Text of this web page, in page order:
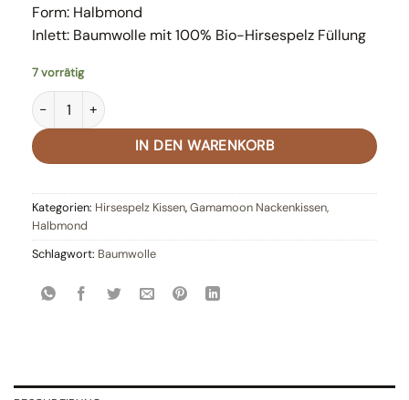
Form: Halbmond
Inlett: Baumwolle mit 100% Bio-Hirsespelz Füllung
7 vorrätig
Gamamoon Capri Blätter weiss Menge
IN DEN WARENKORB
Kategorien: Hirsespelz Kissen,Gamamoon Nackenkissen,
Halbmond
Schlagwort: Baumwolle